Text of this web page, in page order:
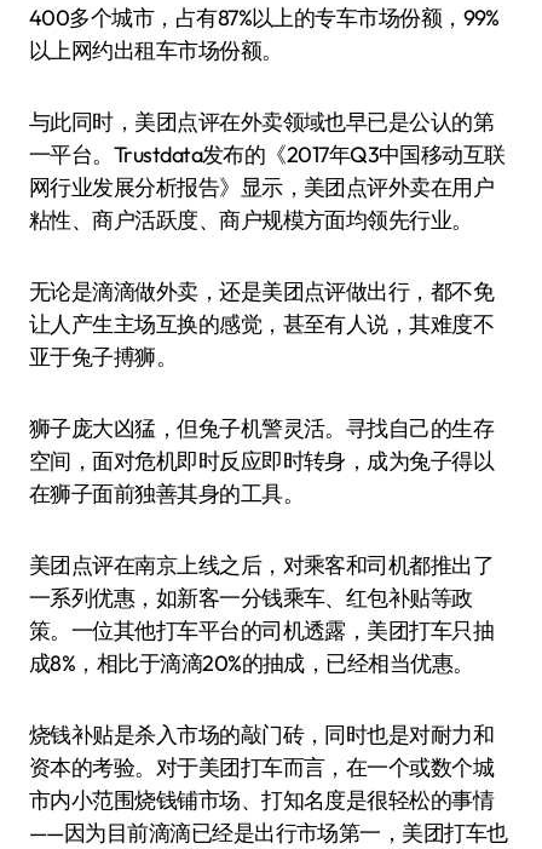
400多个城市，占有87%以上的专车市场份额，99%
以上网约出租车市场份额。
与此同时，美团点评在外卖领域也早已是公认的第
一平台。Trustdata发布的《2017年Q3中国移动互联
网行业发展分析报告》显示，美团点评外卖在用户
粘性、商户活跃度、商户规模方面均领先行业。
无论是滴滴做外卖，还是美团点评做出行，都不免
让人产生主场互换的感觉，甚至有人说，其难度不
亚于兔子搏狮。
狮子庞大凶猛，但兔子机警灵活。寻找自己的生存
空间，面对危机即时反应即时转身，成为兔子得以
在狮子面前独善其身的工具。
美团点评在南京上线之后，对乘客和司机都推出了
一系列优惠，如新客一分钱乘车、红包补贴等政
策。一位其他打车平台的司机透露，美团打车只抽
成8%，相比于滴滴20%的抽成，已经相当优惠。
烧钱补贴是杀入市场的敲门砖，同时也是对耐力和
资本的考验。对于美团打车而言，在一个或数个城
市内小范围烧钱铺市场、打知名度是很轻松的事情
——因为目前滴滴已经是出行市场第一，美团打车也